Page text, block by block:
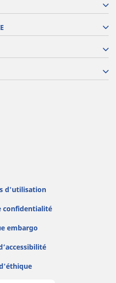
d'utilisation
confidentialité
embargo